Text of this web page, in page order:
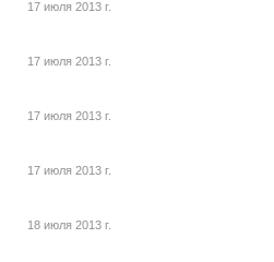
17 июля 2013 г.
17 июля 2013 г.
17 июля 2013 г.
17 июля 2013 г.
18 июля 2013 г.